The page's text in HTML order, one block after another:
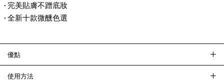
完美貼膚不蹭底妝
全新十款微醺色選
優點
使用方法